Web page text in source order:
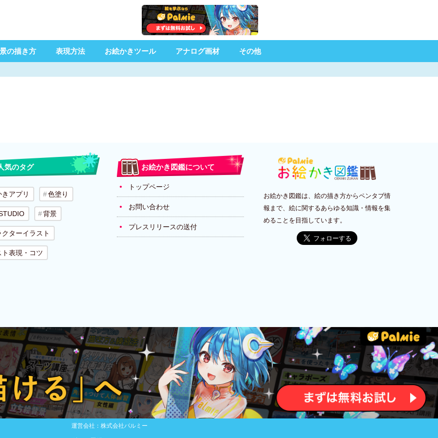
の描き方 表現方法 お絵かきツール アナログ画材 その他
気のタグ
アプリ 色塗り
背景
ターイラスト
ト表現・コツ
お絵かき図鑑について
トップページ
お問い合わせ
プレスリリースの送付
お絵かき図鑑は、絵の描き方からペンタブ情
報まで、絵に関するあらゆる知識・情報を集
めることを目指しています。
運営会社：株式会社パルミー